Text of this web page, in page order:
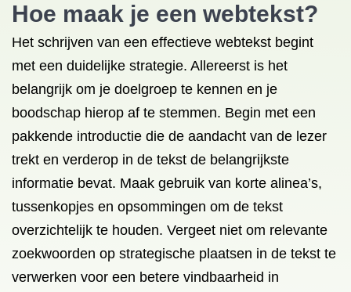
Hoe maak je een webtekst?
Het schrijven van een effectieve webtekst begint
met een duidelijke strategie. Allereerst is het
belangrijk om je doelgroep te kennen en je
boodschap hierop af te stemmen. Begin met een
pakkende introductie die de aandacht van de lezer
trekt en verderop in de tekst de belangrijkste
informatie bevat. Maak gebruik van korte alinea’s,
tussenkopjes en opsommingen om de tekst
overzichtelijk te houden. Vergeet niet om relevante
zoekwoorden op strategische plaatsen in de tekst te
verwerken voor een betere vindbaarheid in